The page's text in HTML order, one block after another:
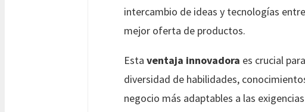
intercambio de ideas y tecnologías
mejor oferta de productos.
Esta ventaja innovadora es crucial
diversidad de habilidades,
negocio más adaptables a las